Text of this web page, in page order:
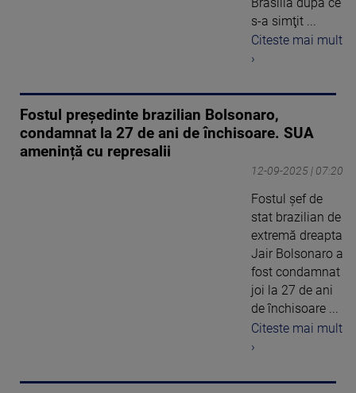
s-a simţit ...
Citeste mai mult
›
Fostul președinte brazilian Bolsonaro,
condamnat la 27 de ani de închisoare. SUA
amenință cu represalii
12-09-2025 | 07:20
Fostul șef de
stat brazilian de
extremă dreapta
Jair Bolsonaro a
fost condamnat
joi la 27 de ani
de închisoare ...
Citeste mai mult
›